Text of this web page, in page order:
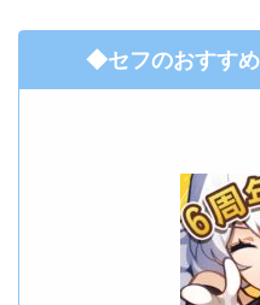
◆セフのおすす